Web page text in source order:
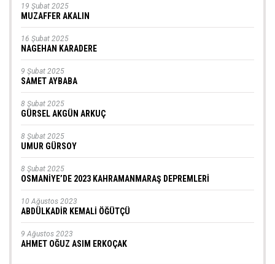
19 Şubat 2025
MUZAFFER AKALIN
16 Şubat 2025
NAGEHAN KARADERE
9 Şubat 2025
SAMET AYBABA
8 Şubat 2025
GÜRSEL AKGÜN ARKUÇ
8 Şubat 2025
UMUR GÜRSOY
8 Şubat 2025
OSMANİYE’DE 2023 KAHRAMANMARAŞ DEPREMLERİ
10 Ağustos 2023
ABDÜLKADİR KEMALİ ÖĞÜTÇÜ
9 Ağustos 2023
AHMET OĞUZ ASIM ERKOÇAK